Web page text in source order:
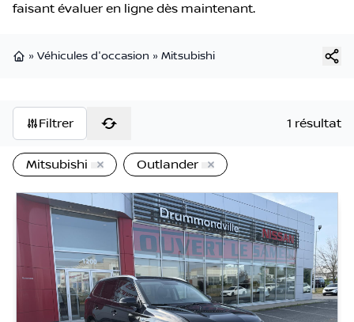
faisant évaluer en ligne dès maintenant.
» Véhicules d'occasion » Mitsubishi
Filtrer 1 résultat
Mitsubishi Outlander